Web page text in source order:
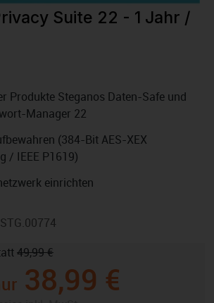
Suite 22 - 1 Jahr /
Produkte Steganos Daten-Safe und
Manager 22
(384-Bit AES-XEX
/ IEEE P1619)
einrichten
38,99 €
49,99 €